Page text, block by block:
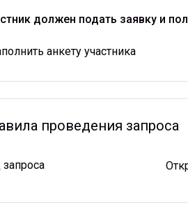
должен подать заявку и
анкету участника
проведения запроса